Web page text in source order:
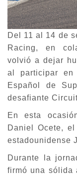
Del 11 al 14 de
Racing, en
volvió a dejar
al participar en
Español de
desafiante
En esta
Daniel Ocete,
estadounidense
Durante la
firmó una sólida